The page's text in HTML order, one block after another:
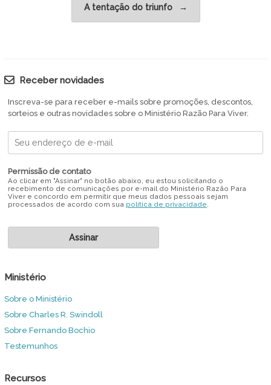
A tentação do triunfo →
Receber novidades
Inscreva-se para receber e-mails sobre promoções, descontos,
sorteios e outras novidades sobre o Ministério Razão Para Viver.
Permissão de contato
Ao clicar em "Assinar" no botão abaixo, eu estou solicitando o
recebimento de comunicações por e-mail do Ministério Razão Para
Viver e concordo em permitir que meus dados pessoais sejam
processados de acordo com sua política de privacidade.
Ministério
Sobre o Ministério
Sobre Charles R. Swindoll
Sobre Fernando Bochio
Testemunhos
Recursos